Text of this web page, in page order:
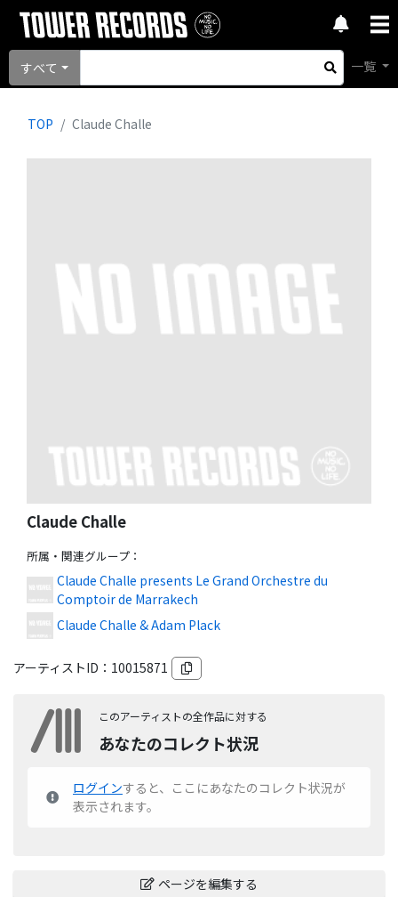
すべて 一覧
TOP Claude Challe
Claude Challe
所属・関連グループ ：
Claude Challe presents Le Grand Orchestre du
Comptoir de Marrakech
Claude Challe & Adam Plack
アーティストID： 10015871
このアーティストの全作品に対する
あなたのコレクト状況
ログインすると、ここにあなたのコレクト状況が
表示されます。
ページを編集する